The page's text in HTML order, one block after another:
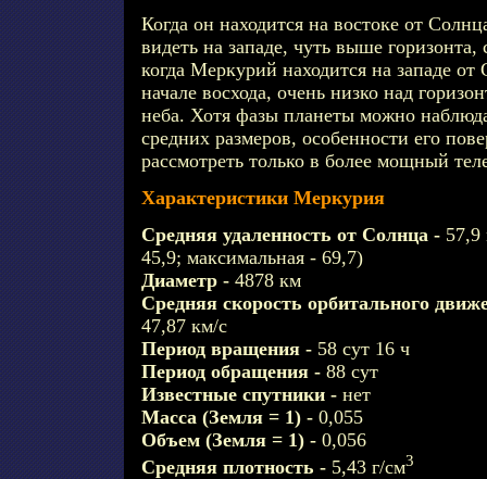
Когда он находится на востоке от
видеть на западе, чуть выше горизонта,
когда Меркурий находится на западе
начале восхода, очень низко над
неба. Хотя фазы планеты можно
средних размеров, особенности его
рассмотреть только в более мощный
Характеристики Меркурия
Средняя удаленность от Солнца -
45,9; максимальная - 69,7)
Диаметр - 4878 км
Средняя скорость орбитального
47,87 км/с
Период вращения - 58 сут 16 ч
Период обращения - 88 сут
Известные спутники - нет
Масса (Земля = 1) - 0,055
Объем (Земля = 1) - 0,056
Средняя плотность - 5,43 г/см3